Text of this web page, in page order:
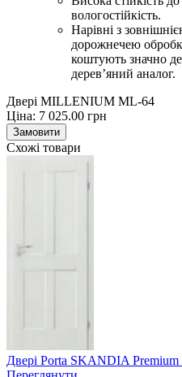
вологостійкість.
Нарівні з
дорожнечею
коштують значно
дерев’яний аналог.
Двері MILLENIUM ML-64
Ціна: 7 025.00 грн
Замовити
Схожі товари
Двері Porta SKANDIA Premium